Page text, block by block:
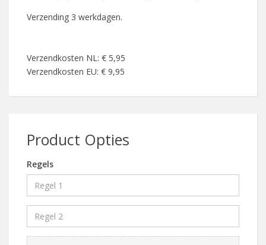
Verzending 3 werkdagen.
Verzendkosten NL: € 5,95
Verzendkosten EU: € 9,95
Product Opties
Regels